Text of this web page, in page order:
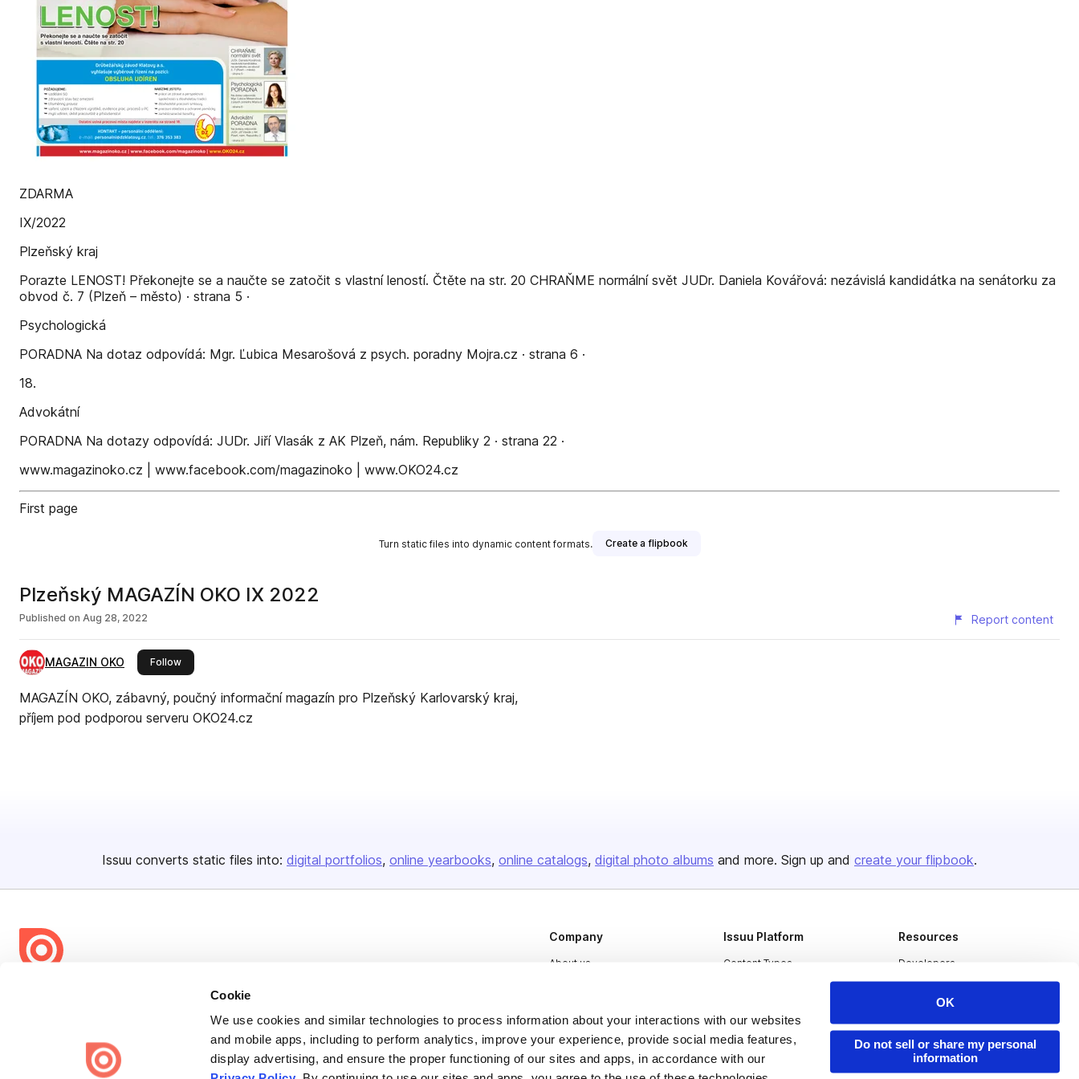
Cookie
We use cookies and similar technologies to process information about your interactions with our websites
and mobile apps, including to perform analytics, improve your experience, provide social media features,
display advertising, and ensure the proper functioning of our sites and apps, in accordance with our
OK
Do not sell or share my personal
information
ZDARMA
IX/2022
Plzeňský kraj
Porazte LENOST! Překonejte se a naučte se zatočit s vlastní leností. Čtěte na str. 20 CHRAŇME normální svět JUDr. Daniela Kovářová: nezávislá kandidátka na senátorku za
obvod č. 7 (Plzeň – město) · strana 5 ·
Psychologická
PORADNA Na dotaz odpovídá: Mgr. Ľubica Mesarošová z psych. poradny Mojra.cz · strana 6 ·
18.
Advokátní
PORADNA Na dotazy odpovídá: JUDr. Jiří Vlasák z AK Plzeň, nám. Republiky 2 · strana 22 ·
www.magazinoko.cz | www.facebook.com/magazinoko | www.OKO24.cz
First page
Turn static files into dynamic content formats. Create a flipbook
Plzeňský MAGAZÍN OKO IX 2022
Published on Aug 28, 2022 Report content
MAGAZIN OKO Followthis publisher
MAGAZÍN OKO, zábavný, poučný informační magazín pro Plzeňský Karlovarský kraj,
příjem pod podporou serveru OKO24.cz
Issuu converts static files into: digital portfolios online yearbooks online catalogs digital photo albums and more. Sign up and create your flipbook.
share everywhere.
Issuu turns PDFs and other files into interactive flipbooks and
engaging content for every channel.
Company
About us
Plans & Pricing
Press
Issuu Platform
Content Types
Flipbook
Industries
Resources
Developers